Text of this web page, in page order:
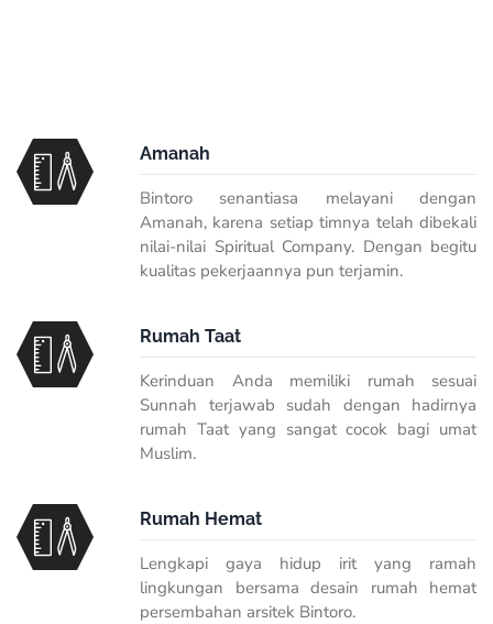
Amanah
Bintoro senantiasa melayani dengan
Amanah, karena setiap timnya telah dibekali
nilai-nilai Spiritual Company. Dengan begitu
kualitas pekerjaannya pun terjamin.
Rumah Taat
Kerinduan Anda memiliki rumah sesuai
Sunnah terjawab sudah dengan hadirnya
rumah Taat yang sangat cocok bagi umat
Muslim.
Rumah Hemat
Lengkapi gaya hidup irit yang ramah
lingkungan bersama desain rumah hemat
persembahan arsitek Bintoro.